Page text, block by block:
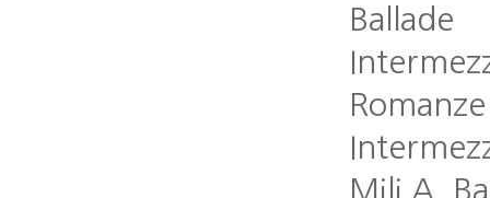
Ballade
Romanze
Mili A.